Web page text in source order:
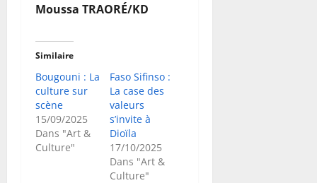
Moussa TRAORÉ/KD
Similaire
Bougouni : La
culture sur
scène
15/09/2025
Dans "Art &
Culture"
Faso Sifinso :
La case des
valeurs
s’invite à
Dioïla
17/10/2025
Dans "Art &
Culture"